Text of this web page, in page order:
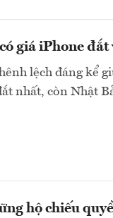
giá iPhone đắt
lệch đáng kể
nhất, còn Nhật
hộ chiếu